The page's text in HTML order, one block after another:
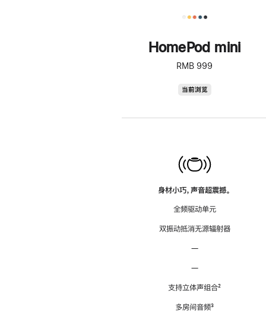
HomePod mini
RMB 999
当前浏览
身材小巧，声音超震撼。
全频驱动单元
双振动抵消无源辐射器
—
—
支持立体声组合脚
²
多房间音频脚
³